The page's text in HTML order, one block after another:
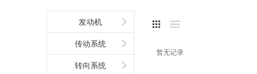
发动机
传动系统
转向系统
暂无记录